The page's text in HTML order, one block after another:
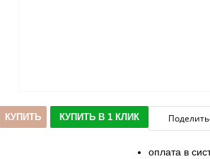
КУПИТЬ КУПИТЬ В 1 КЛИК
оплата в